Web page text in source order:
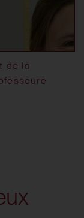
de la